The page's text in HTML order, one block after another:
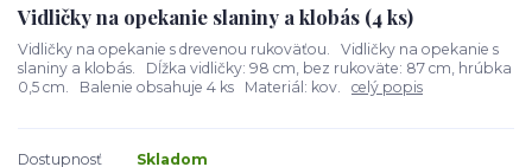
Vidličky na opekanie slaniny a klobás (4 ks)
Vidličky na opekanie s drevenou rukoväťou. Vidličky na opekanie s
slaniny a klobás. Dĺžka vidličky: 98 cm, bez rukoväte: 87 cm, hrúbka
0,5 cm. Balenie obsahuje 4 ks Materiál: kov. celý popis
Dostupnosť Skladom